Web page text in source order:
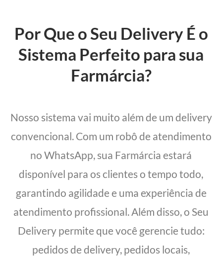
Por Que o Seu Delivery É o
Sistema Perfeito para sua
Farmárcia?
Nosso sistema vai muito além de um delivery
convencional. Com um robô de atendimento
no WhatsApp, sua Farmárcia estará
disponível para os clientes o tempo todo,
garantindo agilidade e uma experiência de
atendimento profissional. Além disso, o Seu
Delivery permite que você gerencie tudo:
pedidos de delivery, pedidos locais,